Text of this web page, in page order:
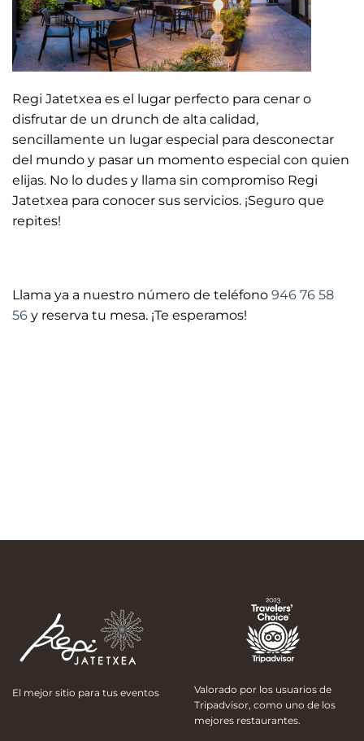
Regi Jatetxea es el lugar perfecto para cenar o
disfrutar de un drunch de alta calidad,
sencillamente un lugar especial para desconectar
del mundo y pasar un momento especial con quien
elijas. No lo dudes y llama sin compromiso Regi
Jatetxea para conocer sus servicios. ¡Seguro que
repites!
Llama ya a nuestro número de teléfono 946 76 58
56 y reserva tu mesa. ¡Te esperamos!
El mejor sitio para tus eventos
Valorado por los usuarios de
Tripadvisor, como uno de los
mejores restaurantes.